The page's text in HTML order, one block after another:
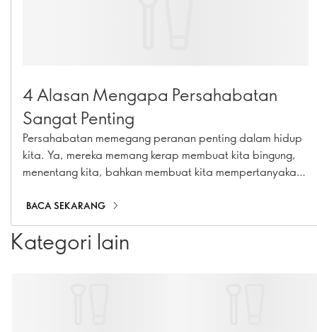
4 Alasan Mengapa Persahabatan
Sangat Penting
Persahabatan memegang peranan penting dalam hidup
kita. Ya, mereka memang kerap membuat kita bingung,
menentang kita, bahkan membuat kita mempertanyakan
akhirnya, persahabatan ternyata sama krusialnya
dengan kesehatan mental. Jadi, apa yang menyebabkan
persahabatan sangat penting?
BACA SEKARANG
Kategori lain